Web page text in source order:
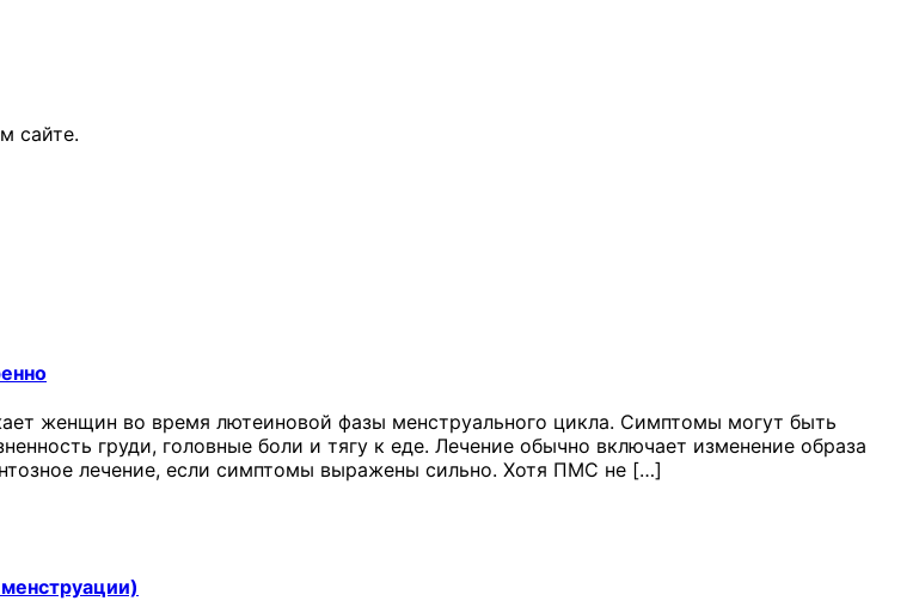
сайте.
женщин во время лютеиновой фазы менструального цикла. Симптомы могут быть
груди, головные боли и тягу к еде. Лечение обычно включает изменение образа
лечение, если симптомы выражены сильно. Хотя ПМС не […]